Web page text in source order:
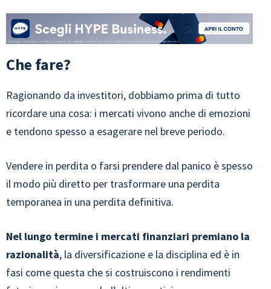
Che fare?
Ragionando da investitori, dobbiamo prima di tutto
ricordare una cosa: i mercati vivono anche di emozioni
e tendono spesso a esagerare nel breve periodo.
Vendere in perdita o farsi prendere dal panico è spesso
il modo più diretto per trasformare una perdita
temporanea in una perdita definitiva.
Nel lungo termine i mercati finanziari premiano la
razionalità, la diversificazione e la disciplina ed è in
fasi come questa che si costruiscono i rendimenti